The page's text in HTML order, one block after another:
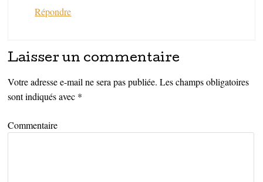
Répondre
Laisser un commentaire
Votre adresse e-mail ne sera pas publiée. Les champs obligatoires
sont indiqués avec *
Commentaire